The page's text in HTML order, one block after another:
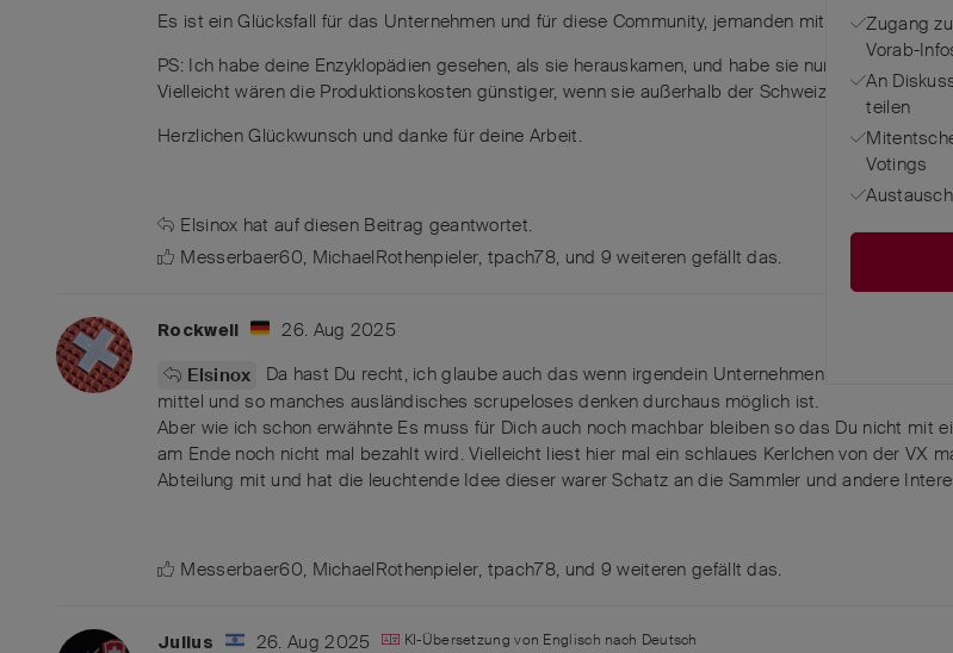
Es ist ein Glücksfall für das Unternehmen und für diese Community, jemanden mit so viel Wissen
PS: Ich habe deine Enzyklopädien gesehen, als sie herauskamen, und habe sie nur aus rein
Vielleicht wären die Produktionskosten günstiger, wenn sie außerhalb der Schweiz hergestellt
Herzlichen Glückwunsch und danke für deine Arbeit.
Elsinox hat auf diesen Beitrag geantwortet.
Messerbaer60, MichaelRothenpieler, tpach78, und 9 weiteren gefällt das.
Rockwell
26. Aug 2025
Elsinox
Da hast Du recht, ich glaube auch das wenn irgendein Unternehmen die VX
mittel und so manches ausländisches scrupeloses denken durchaus möglich ist.
Aber wie ich schon erwähnte Es muss für Dich auch noch machbar bleiben so das Du nicht mit
am Ende noch nicht mal bezahlt wird. Vielleicht liest hier mal ein schlaues Kerlchen von der VX
Abteilung mit und hat die leuchtende Idee dieser warer Schatz an die Sammler und andere
Messerbaer60, MichaelRothenpieler, tpach78, und 9 weiteren gefällt das.
Julius 26. Aug 2025 KI-Übersetzung von Englisch nach Deutsch
Zugang
Vorab-
An
teilen
Votings